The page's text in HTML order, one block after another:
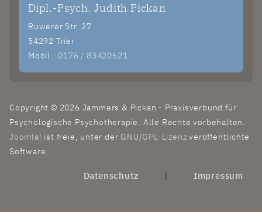
Dipl.-Psych. Judith Pickan
Ruwerer Str. 27
54292 Trier
Mobil.: 0176 / 83420621
Copyright © 2026 Jammers & Pickan - Praxisverbund für
Psychologische Psychotherapie. Alle Rechte vorbehalten.
Joomla! ist freie, unter der GNU/GPL-Lizenzveröffentlichte
Software.
Impressum
|
Datenschutz